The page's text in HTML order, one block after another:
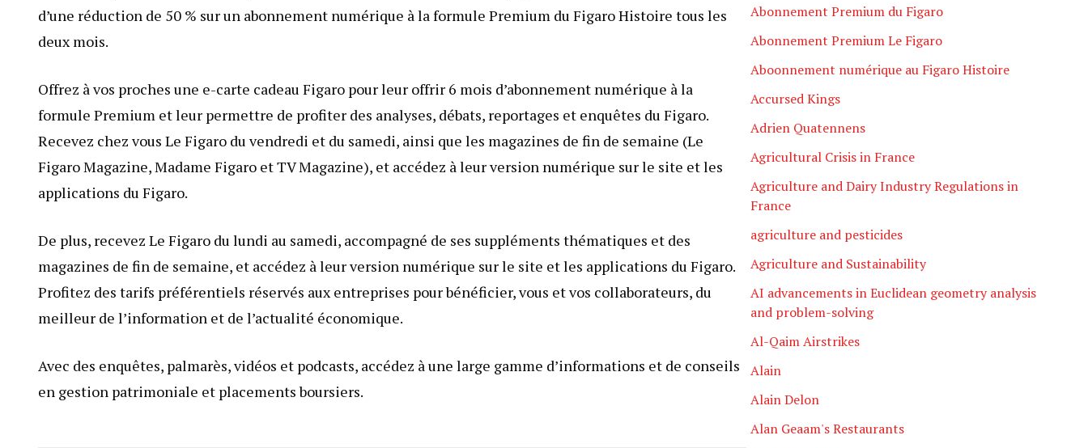
d’une réduction de 50 % sur un abonnement numérique à la formule Premium du Figaro Histoire tous les
deux mois.
Offrez à vos proches une e-carte cadeau Figaro pour leur offrir 6 mois d’abonnement numérique à la
formule Premium et leur permettre de profiter des analyses, débats, reportages et enquêtes du Figaro.
Recevez chez vous Le Figaro du vendredi et du samedi, ainsi que les magazines de fin de semaine (Le
Figaro Magazine, Madame Figaro et TV Magazine), et accédez à leur version numérique sur le site et les
applications du Figaro.
De plus, recevez Le Figaro du lundi au samedi, accompagné de ses suppléments thématiques et des
magazines de fin de semaine, et accédez à leur version numérique sur le site et les applications du Figaro.
Profitez des tarifs préférentiels réservés aux entreprises pour bénéficier, vous et vos collaborateurs, du
meilleur de l’information et de l’actualité économique.
Avec des enquêtes, palmarès, vidéos et podcasts, accédez à une large gamme d’informations et de conseils
en gestion patrimoniale et placements boursiers.
Abonnement Premium du Figaro
Abonnement Premium Le Figaro
Aboonnement numérique au Figaro Histoire
Accursed Kings
Adrien Quatennens
Agricultural Crisis in France
Agriculture and Dairy Industry Regulations in
France
agriculture and pesticides
Agriculture and Sustainability
AI advancements in Euclidean geometry analysis
and problem-solving
Al-Qaim Airstrikes
Alain
Alain Delon
Alan Geaam's Restaurants